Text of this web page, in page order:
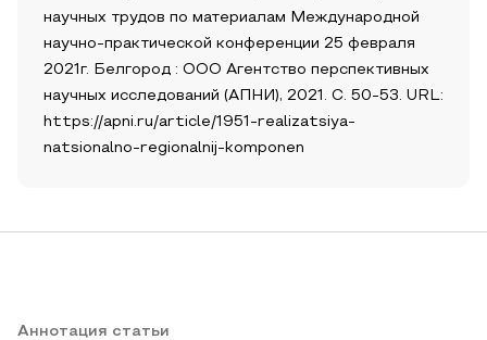
научных трудов по материалам Международной
научно-практической конференции 25 февраля
2021г. Белгород : ООО Агентство перспективных
научных исследований (АПНИ), 2021. С. 50-53. URL:
https://apni.ru/article/1951-realizatsiya-
natsionalno-regionalnij-komponen
Аннотация статьи